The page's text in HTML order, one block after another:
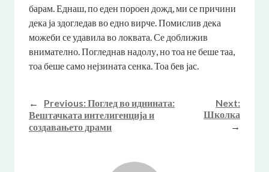
барам. Еднаш, по еден пороен дожд, ми се причини
дека ја здогледав во едно вирче. Помислив дека
можеби се удавила во локвата. Се доближив
внимателно. Погледнав надолу, но тоа не беше таа,
тоа беше само нејзината сенка. Тоа бев јас.
← Previous:Поглед во иднината:
Вештачката интелигенција и
создавањето драми
Next:
Школка
→